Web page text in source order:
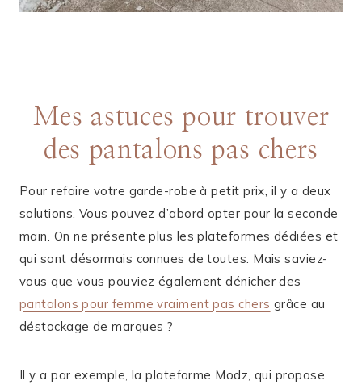
Mes astuces pour trouver
des pantalons pas chers
Pour refaire votre garde-robe à petit prix, il y a deux
solutions. Vous pouvez d’abord opter pour la seconde
main. On ne présente plus les plateformes dédiées et
qui sont désormais connues de toutes. Mais saviez-
vous que vous pouviez également dénicher des
pantalons pour femme vraiment pas chers grâce au
déstockage de marques ?
Il y a par exemple, la plateforme Modz, qui propose